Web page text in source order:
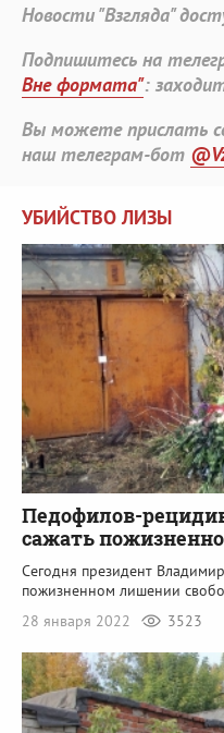
Новости "Взгляда"
Подпишитесь на
Вне формата":
Вы можете прислать
наш телеграм-бот
УБИЙСТВО ЛИЗЫ
Педофилов-
сажать пожизненно
Сегодня президент
пожизненном лишении
28 января 2022
3523